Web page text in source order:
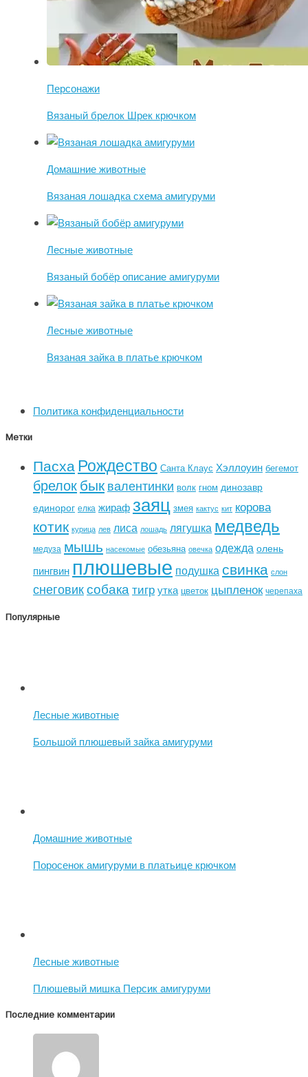
Персонажи
Вязаный брелок Шрек крючком
Домашние животные
Вязаная лошадка схема амигуруми
Лесные животные
Вязаный бобёр описание амигуруми
Лесные животные
Вязаная зайка в платье крючком
Политика конфиденциальности
Метки
ПасхаРождество Санта Клаус Хэллоуин бегемот
брелокбыквалентинки волк гном динозавр
единорог елка жирафзаяц змея кактус кит корова
котик курица лев лиса лошадь лягушка медведь
медуза мышь насекомые обезьяна овечка одежда олень
пингвин плюшевые подушка свинка слон
снеговиксобакатигрутка цветок цыпленок черепаха
Популярные
Лесные животные
Большой плюшевый зайка амигуруми
Домашние животные
Поросенок амигуруми в платьице крючком
Лесные животные
Плюшевый мишка Персик амигуруми
Последние комментарии